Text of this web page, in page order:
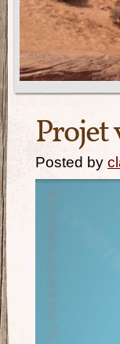
Projet
Posted by